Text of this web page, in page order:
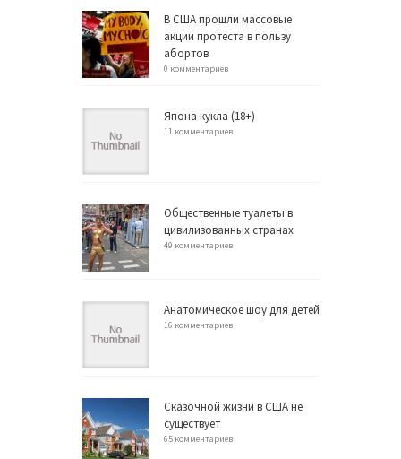
В США прошли массовые
акции протеста в пользу
абортов
0 комментариев
Япона кукла (18+)
11 комментариев
Общественные туалеты в
цивилизованных странах
49 комментариев
Анатомическое шоу для детей
16 комментариев
Сказочной жизни в США не
существует
65 комментариев